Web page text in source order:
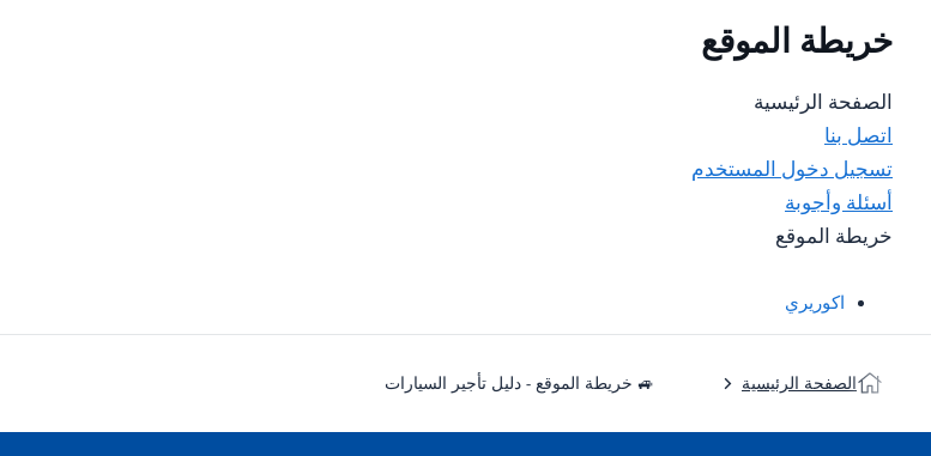
خريطة الموقع
الصفحة الرئيسية
اتصل بنا
تسجيل دخول المستخدم
أسئلة وأجوبة
خريطة الموقع
اكوريري
الصفحة الرئيسية 🚙 خريطة الموقع - دليل تأجير السيارات